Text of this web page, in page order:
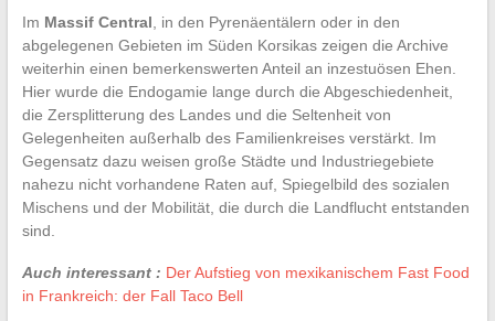
Im Massif Central , in den Pyrenäentälern oder in den
abgelegenen Gebieten im Süden Korsikas zeigen die Archive
weiterhin einen bemerkenswerten Anteil an inzestuösen Ehen.
Hier wurde die Endogamie lange durch die Abgeschiedenheit,
die Zersplitterung des Landes und die Seltenheit von
Gelegenheiten außerhalb des Familienkreises verstärkt. Im
Gegensatz dazu weisen große Städte und Industriegebiete
nahezu nicht vorhandene Raten auf, Spiegelbild des sozialen
Mischens und der Mobilität, die durch die Landflucht entstanden
sind.
Auch interessant : Der Aufstieg von mexikanischem Fast Food
in Frankreich: der Fall Taco Bell